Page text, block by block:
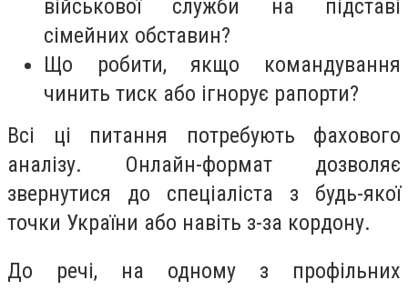
військової служби на підставі
сімейних обставин?
Що робити, якщо командування
чинить тиск або ігнорує рапорти?
Всі ці питання потребують фахового
аналізу. Онлайн-формат дозволяє
звернутися до спеціаліста з будь-якої
точки України або навіть з-за кордону.
До речі, на одному з профільних